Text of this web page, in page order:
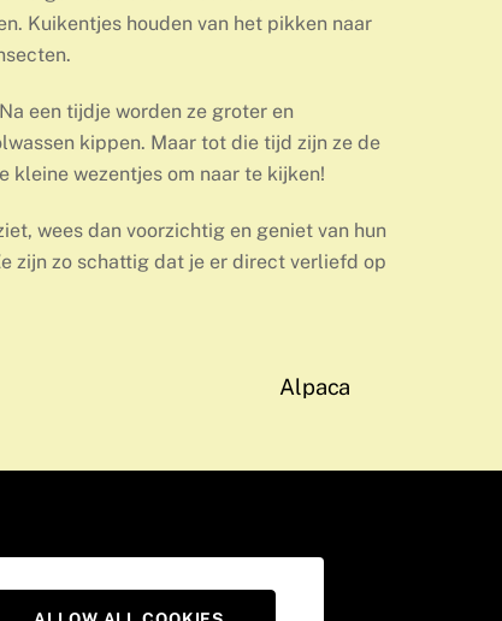
Kuikentjes houden van het pikken naar
een tijdje worden ze groter en
kippen. Maar tot die tijd zijn ze de
kleine wezentjes om naar te kijken!
wees dan voorzichtig en geniet van hun
zijn zo schattig dat je er direct verliefd op
Alpaca
VideoPrivacybeleid